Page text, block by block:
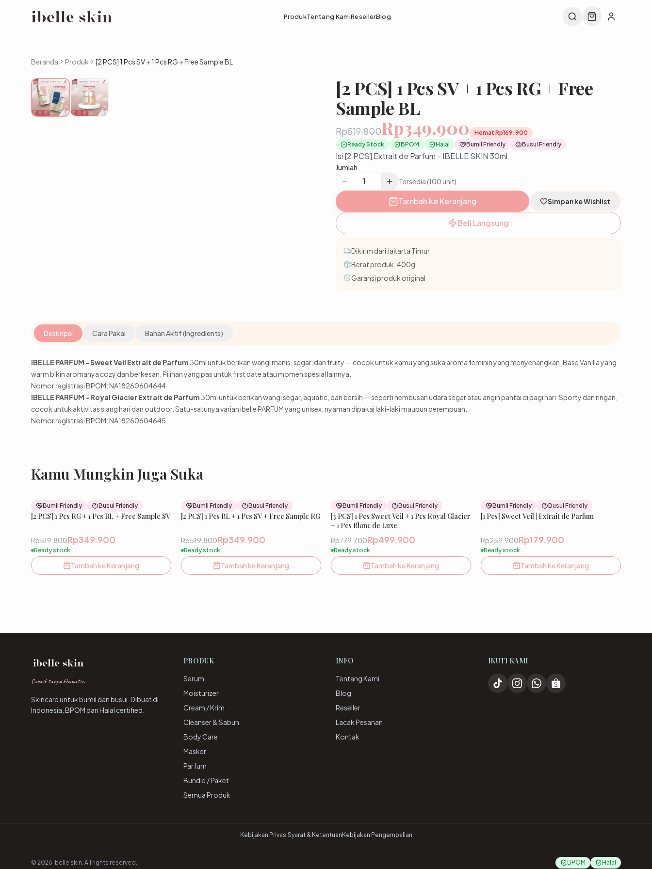
ProdukTentang KamiResellerBlog
Beranda Produk [2 PCS] 1 Pcs SV + 1 Pcs RG + Free Sample BL
[2 PCS] 1 Pcs SV + 1 Pcs RG + Free
Sample BL
Rp519.800Rp349.900 Hemat Rp169.900
Ready Stock
BPOM Halal Bumil Friendly Busui Friendly
Isi [2 PCS] Extrait de Parfum - IBELLE SKIN 30ml
Jumlah
Tersedia (100 unit)
Tambah ke Keranjang Simpan ke Wishlist
Beli Langsung
Dikirim dari Jakarta Timur
Berat produk:400g
Garansi produk original
Deskripsi Cara Pakai Bahan Aktif (Ingredients)
IBELLE PARFUM - Sweet Veil Extrait de Parfum30ml untuk berikan wangi manis, segar, dan fruity — cocok untuk kamu yang suka aroma feminin yang menyenangkan. Base Vanilla yang
warm bikin aromanya cozy dan berkesan. Pilihan yang pas untuk first date atau momen spesial lainnya.
Nomor registrasi BPOM: NA18260604644
IBELLE PARFUM - Royal Glacier Extrait de Parfum30ml untuk berikan wangi segar, aquatic, dan bersih — seperti hembusan udara segar atau angin pantai di pagi hari. Sporty dan ringan,
cocok untuk aktivitas siang hari dan outdoor. Satu-satunya varian ibelle PARFUM yang unisex, nyaman dipakai laki-laki maupun perempuan.
Nomor registrasi BPOM: NA18260604645
Kamu Mungkin Juga Suka
33
New
Bumil Friendly Busui Friendly
[2 PCS] 1 Pcs RG + 1 Pcs BL + Free Sample SV
Rp519.800Rp349.900
Ready stock
Tambah ke Keranjang
33
New
Bumil Friendly Busui Friendly
[2 PCS] 1 Pcs BL + 1 Pcs SV + Free Sample RG
Rp519.800Rp349.900
Ready stock
Tambah ke Keranjang
36
New
Bumil Friendly Busui Friendly
[3 PCS] 1 Pcs Sweet Veil + 1 Pcs Royal Glacier
+ 1 Pcs Blanc de Luxe
Rp779.700Rp499.900
Ready stock
Tambah ke Keranjang
Bumil Friendly Busui Friendly
[1 Pcs] Sweet Veil | Extrait de Parfum
Rp259.900Rp179.900
Ready stock
Tambah ke Keranjang
Cantik tanpa khawatir.
Skincare untuk bumil dan busui. Dibuat di
Indonesia, BPOM dan Halal certified.
PRODUK
Serum
Moisturizer
Cream / Krim
Cleanser & Sabun
Body Care
Masker
Parfum
Bundle / Paket
Semua Produk
INFO
Tentang Kami
Blog
Reseller
Lacak Pesanan
Kontak
IKUTI KAMI
Kebijakan PrivasiSyarat & Ketentuan Kebijakan Pengembalian
© 2026 ibelle skin. All rights reserved. BPOM Halal